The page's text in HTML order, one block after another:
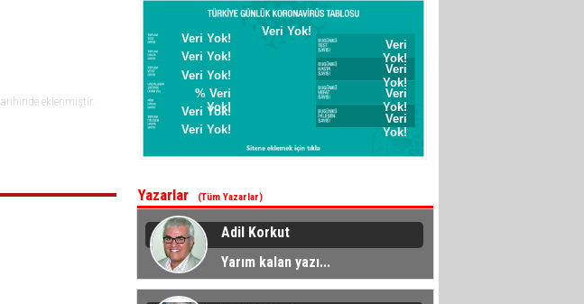
eklenmiştir.
Yazarlar (Tüm Yazarlar)
Adil Korkut
Yarım kalan yazı...